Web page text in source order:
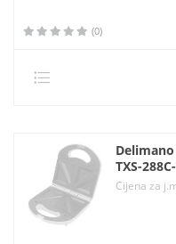
(0)
TXS-
Cijena za